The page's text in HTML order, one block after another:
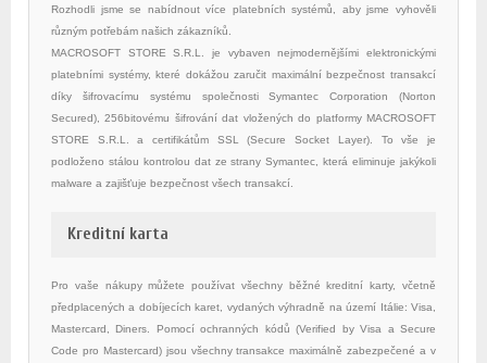
Rozhodli jsme se nabídnout více platebních systémů, aby jsme vyhověli
různým potřebám našich zákazníků.
MACROSOFT STORE S.R.L. je vybaven nejmodernějšími elektronickými
platebními systémy, které dokážou zaručit maximální bezpečnost transakcí
díky šifrovacímu systému společnosti Symantec Corporation (Norton
Secured), 256bitovému šifrování dat vložených do platformy MACROSOFT
STORE S.R.L. a certifikátům SSL (Secure Socket Layer). To vše je
podloženo stálou kontrolou dat ze strany Symantec, která eliminuje jakýkoli
malware a zajišťuje bezpečnost všech transakcí.
Kreditní karta
Pro vaše nákupy můžete používat všechny běžné kreditní karty, včetně
předplacených a dobíjecích karet, vydaných výhradně na území Itálie: Visa,
Mastercard, Diners. Pomocí ochranných kódů (Verified by Visa a Secure
Code pro Mastercard) jsou všechny transakce maximálně zabezpečené a v